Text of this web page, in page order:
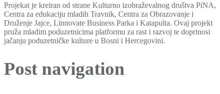
Projekat je kreiran od strane Kulturno izobraževalnog društva PiNA,
Centra za edukaciju mladih Travnik, Centra za Obrazovanje i
Druženje Jajce, Linnovate Business Parka i Katapulta. Ovaj projekt
pruža mladim poduzetnicima platformu za rast i razvoj te doprinosi
jačanju poduzetničke kulture u Bosni i Hercegovini.
Post navigation